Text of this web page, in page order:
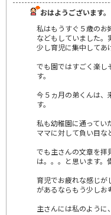
おはようございます。
私はもうすぐ５歳のお
などもしていました。
少し育児に集中してあ
でも園ではすごく楽し
す。
今５ヵ月の弟くんは、
す。
私も幼稚園に通ってい
ママに対して負い目な
でも主さんの文章を拝
は。。。と思います
育児でお疲れな感じが
があるならもう少しお
主さんには私のように